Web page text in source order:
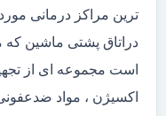
ترین مراکز درمانی
دراتاق پشتی ماشین که
است مجموعه ای از
اکسیژن ، مواد ضدعفونی